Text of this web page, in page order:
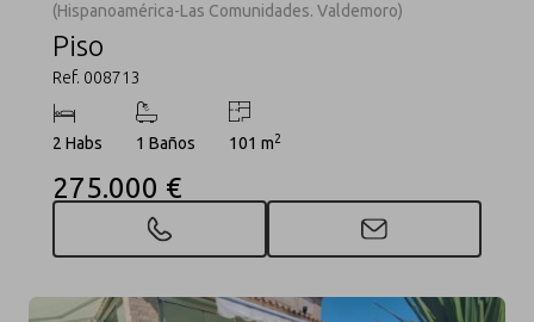
(Hispanoamérica-Las Comunidades. Valdemoro)
Piso
Ref. 008713
2 Habs 1 Baños 101 m2
275.000 €